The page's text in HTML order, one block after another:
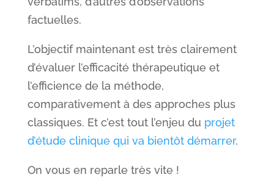
factuelles.
L’objectif maintenant est très clairement
d’évaluer l’efficacité thérapeutique et
l’efficience de la méthode,
comparativement à des approches plus
classiques. Et c’est tout l’enjeu du projet
d’étude clinique qui va bientôt démarrer.
On vous en reparle très vite !